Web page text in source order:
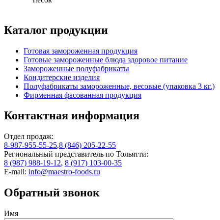
Каталог продукции
Готовая замороженная продукция
Готовые замороженные блюда здоровое питание
Замороженные полуфабрикаты
Кондитерские изделия
Полуфабрикаты замороженные, весовые (упаковка 3 кг.)
Фирменная фасованная продукция
Контактная информация
Отдел продаж:
8-987-955-55-25,8 (846) 205-22-55
Региональный представитель по Тольятти:
8 (987) 988-19-12, 8 (917) 103-00-35
E-mail: info@maestro-foods.ru
Обратный звонок
Имя